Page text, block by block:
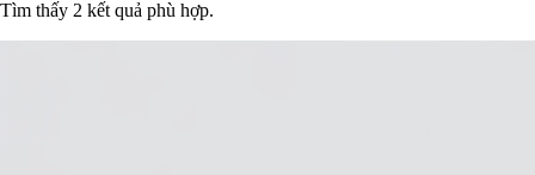
Tìm thấy 2 kết quả phù hợp.